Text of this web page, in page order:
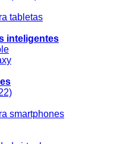
tabletas
inteligentes
smartphones